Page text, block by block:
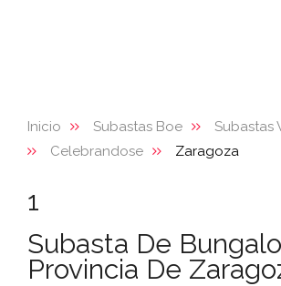
Inicio Subastas Boe
Subastas
Celebrandose
Zaragoza
1
Subasta De
Provincia De